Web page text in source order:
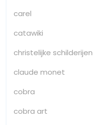
carel
catawiki
christelijke schilderijen
claude monet
cobra
cobra art